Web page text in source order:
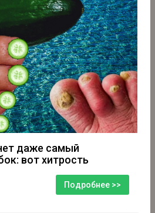
даже самый
вот хитрость
Подробнее >>